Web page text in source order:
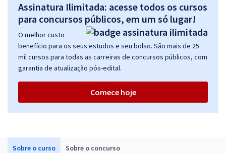
Sobre o curso Sobre o concurso
Assinatura Ilimitada: acesse todos os cursos
para concursos públicos, em um só lugar!
O melhor custo
benefício para os seus estudos e seu bolso. São mais de 25
mil cursos para todas as carreiras de concursos públicos, com
garantia de atualização pós-edital.
Comece hoje